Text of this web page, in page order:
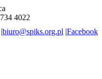
4022
biuro@spiks.org.pl |Facebook